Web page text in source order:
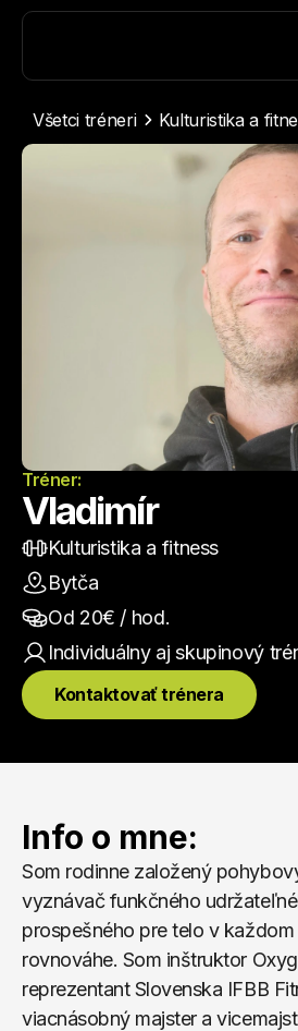
Všetci tréneri Kulturistika a
Tréner:
Vladimír
Kulturistika a fitness
Bytča
Od 20€ / hod.
Individuálny aj skupinový
Kontaktovať trénera
Info o mne:
Som rodinne založený
vyznávač funkčného
prospešného pre telo v
rovnováhe. Som inštruktor
reprezentant Slovenska IFBB
viacnásobný majster a